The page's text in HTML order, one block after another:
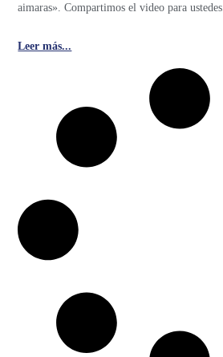
aimaras». Compartimos el video para ustedes.
Leer más...